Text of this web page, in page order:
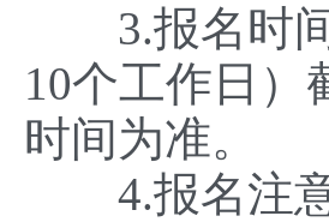
3.报名时间:
10个工作日）
时间为准。
4.报名注意